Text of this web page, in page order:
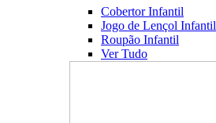
Cobertor Infantil
Jogo de Lençol Infantil
Roupão Infantil
Ver Tudo